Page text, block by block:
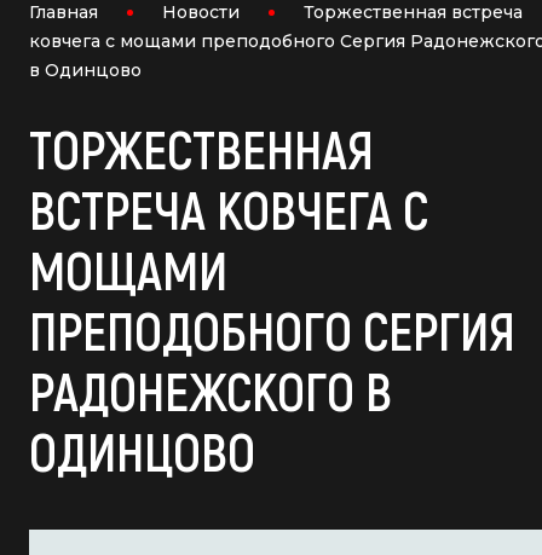
Главная Новости
Торжественная встреча
ковчега с мощами преподобного Сергия
в Одинцово
ТОРЖЕСТВЕННАЯ
ВСТРЕЧА КОВЧЕГА С
МОЩАМИ
ПРЕПОДОБНОГО СЕРГИЯ
РАДОНЕЖСКОГО В
ОДИНЦОВО